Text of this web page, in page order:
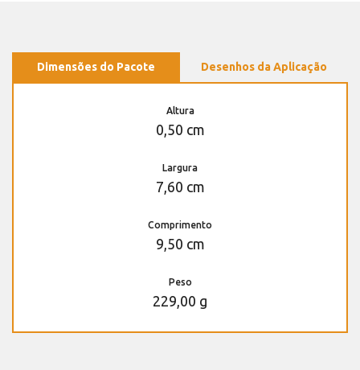
Dimensões do Pacote Desenhos da Aplicação
Altura
0,50 cm
Largura
7,60 cm
Comprimento
9,50 cm
Peso
229,00 g